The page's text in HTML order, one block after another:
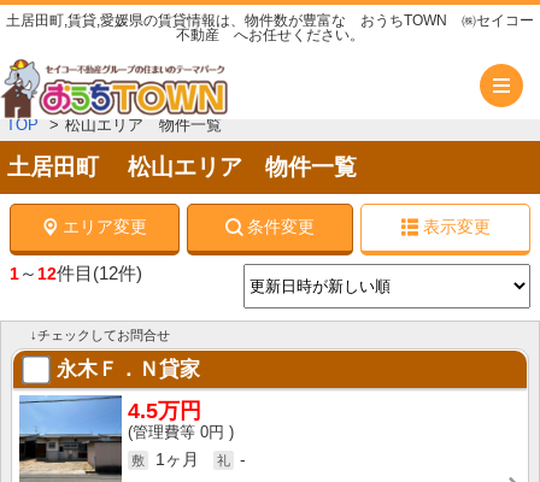
土居田町,賃貸,愛媛県の賃貸情報は、物件数が豊富な おうちTOWN ㈱セイコー
不動産 へお任せください。
TOP 松山エリア 物件一覧
土居田町 松山エリア 物件一覧
エリア変更 条件変更 表示変更
1～12件目 (12件)
↓チェックしてお問合せ
永木Ｆ．Ｎ貸家
4.5万円
0円
1ヶ月
-